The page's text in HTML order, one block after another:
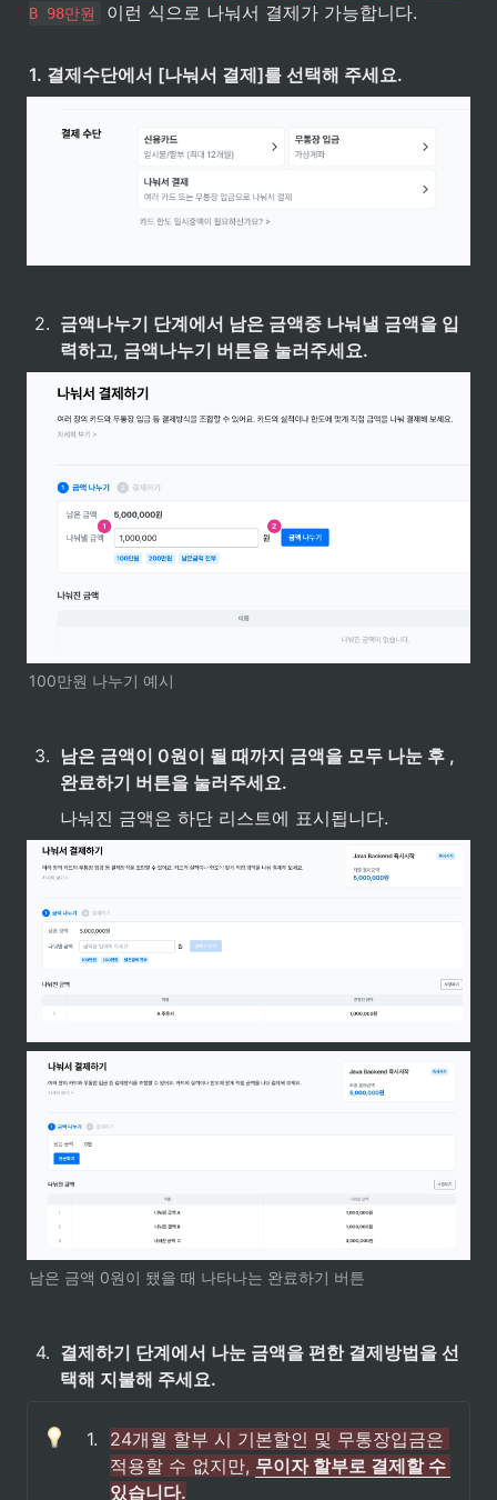
B 98만원
이런 식으로 나눠서 결제가 가능합니다.
1. 결제수단에서 [나눠서 결제]를 선택해 주세요.
2. 금액나누기 단계에서 남은 금액중 나눠낼 금액을 입
력하고, 금액나누기 버튼을 눌러주세요.
100만원 나누기 예시
3. 남은 금액이 0원이 될 때까지 금액을 모두 나눈 후 ,
완료하기 버튼을 눌러주세요.
나눠진 금액은 하단 리스트에 표시됩니다.
남은 금액 0원이 됐을 때 나타나는 완료하기 버튼
4. 결제하기 단계에서 나눈 금액을 편한 결제방법을 선
택해 지불해 주세요.
1.
24개월 할부 시 기본할인 및 무통장입금은
적용할 수 없지만, 무이자 할부로 결제할 수
있습니다.